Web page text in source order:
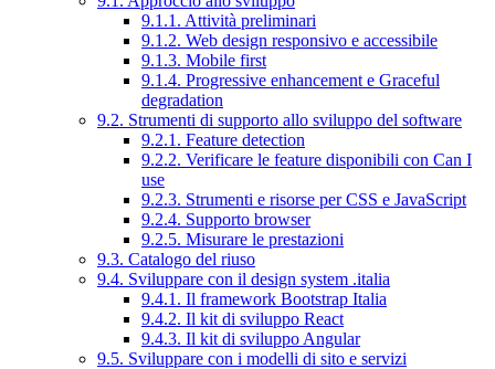
9.1.1. Attività preliminari
9.1.2. Web design responsivo e accessibile
9.1.3. Mobile first
9.1.4. Progressive enhancement e Graceful
degradation
9.2. Strumenti di supporto allo sviluppo del software
9.2.1. Feature detection
9.2.2. Verificare le feature disponibili con Can I
use
9.2.3. Strumenti e risorse per CSS e JavaScript
9.2.4. Supporto browser
9.2.5. Misurare le prestazioni
9.3. Catalogo del riuso
9.4. Sviluppare con il design system .italia
9.4.1. Il framework Bootstrap Italia
9.4.2. Il kit di sviluppo React
9.4.3. Il kit di sviluppo Angular
9.5. Sviluppare con i modelli di sito e servizi